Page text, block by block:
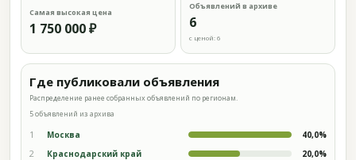
Самая высокая цена
1 750 000 ₽
Объявлений в архиве
6
с ценой: 6
Где публиковали объявления
Распределение ранее собранных объявлений по регионам.
5 объявлений из архива
1 Москва 40,0%
2 Краснодарский край 20,0%